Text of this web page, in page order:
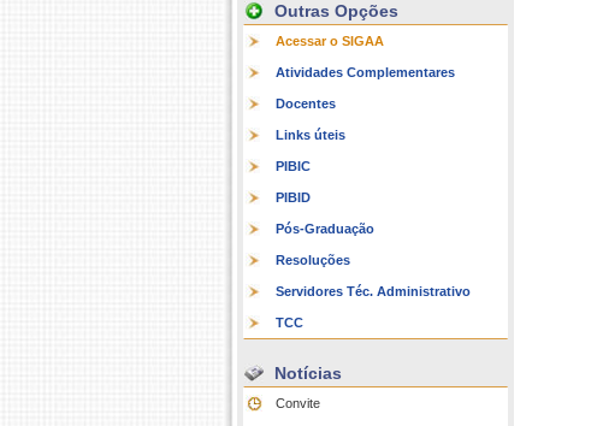
Outras Opções
Acessar o SIGAA
Atividades Complementares
Docentes
Links úteis
PIBIC
PIBID
Pós-Graduação
Resoluções
Servidores Téc. Administrativo
TCC
Notícias
Convite